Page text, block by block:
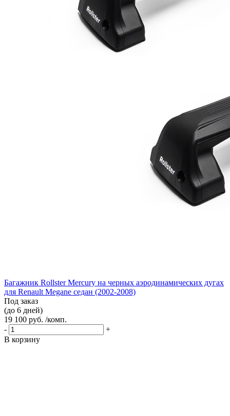
Багажник Rollster Mercury на черных аэродинамических дугах
для Renault Megane седан (2002-2008)
Под заказ
(до 6 дней)
19 100 руб. /комп.
-
+
В корзину